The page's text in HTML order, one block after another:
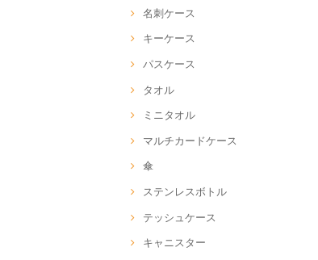
名刺ケース
キーケース
パスケース
タオル
ミニタオル
マルチカードケース
傘
ステンレスボトル
テッシュケース
キャニスター